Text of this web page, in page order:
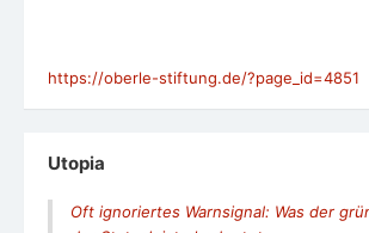
https://oberle-stiftung.de/?page_id=4851
Utopia
Oft ignoriertes Warnsignal: Was der